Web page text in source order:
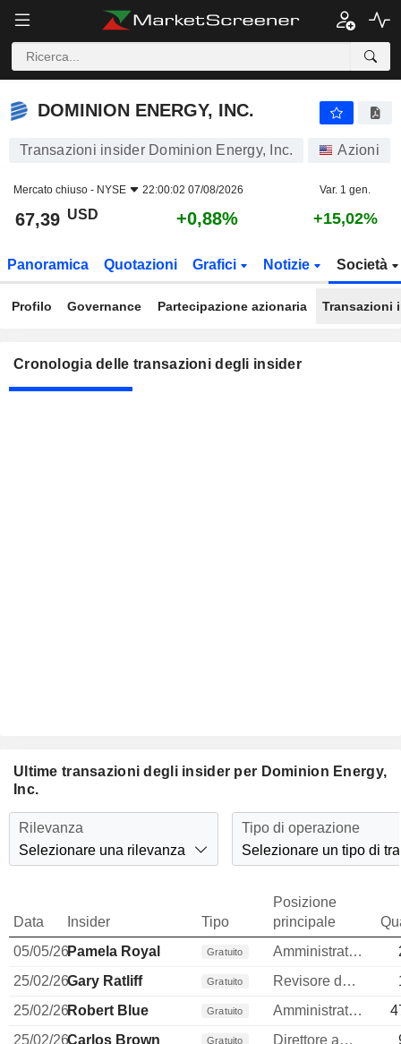
DOMINION ENERGY, INC.
DOMINION ENERGY, INC.
Transazioni insider Dominion Energy, Inc. Azioni
Mercato chiuso - NYSE 22:00:02 07/08/2026 Var. 1 gen.
67,39 USD +0,88% +15,02%
Panoramica Quotazioni Grafici Notizie Società
Profilo Governance Partecipazione azionaria Transazioni
Cronologia delle transazioni degli insider
Ultime transazioni degli insider per Dominion Energy,
Inc.
Rilevanza
Selezionare una rilevanza
Tipo di operazione
Selezionare un tipo di
Data Insider Tipo
Posizione
principale
05/05/26Pamela Royal Gratuito Amministratore
25/02/26Gary Ratliff Gratuito Revisore dei conti / collegio sindacale
25/02/26Robert Blue Gratuito Amministratore delegato
25/02/26Carlos Brown Gratuito Direttore amministrativo (CAO)